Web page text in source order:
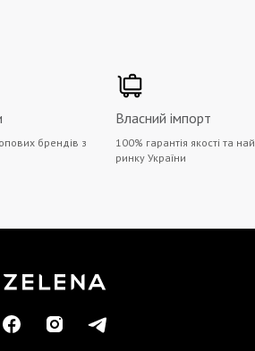
брендів з
Власний імпорт
100% гарантія якості та
ринку України